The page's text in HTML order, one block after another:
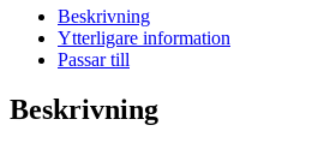
Beskrivning
Ytterligare information
Passar till
Beskrivning